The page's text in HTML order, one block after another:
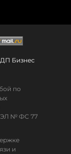
Бизнес
по
ЭЛ № ФС 77
и